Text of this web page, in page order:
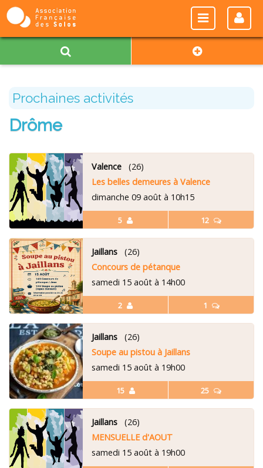
Prochaines activités
Drôme
5 12
Valence(26)
Les belles demeures à Valence
dimanche 09 août à 10h15
2 1
Jaillans(26)
Concours de pétanque
samedi 15 août à 14h00
15 25
Jaillans(26)
Soupe au pistou à Jaillans
samedi 15 août à 19h00
Jaillans(26)
MENSUELLE d'AOUT
samedi 15 août à 19h00